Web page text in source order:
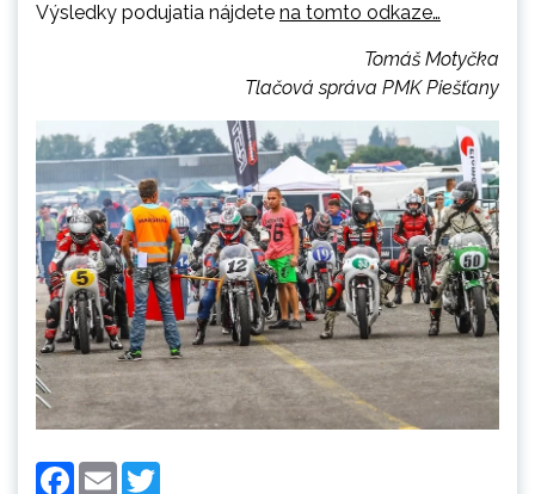
Výsledky podujatia nájdete na tomto odkaze…
Tomáš Motyčka
Tlačová správa PMK Piešťany
Facebook
Email